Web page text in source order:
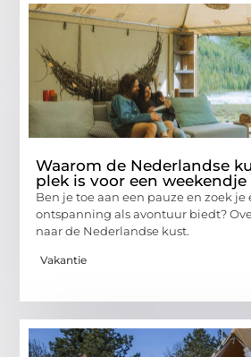
Waarom de Nederlandse
plek is voor een weekendje
Ben je toe aan een pauze en zoek
ontspanning als avontuur biedt?
naar de Nederlandse kust.
Vakantie